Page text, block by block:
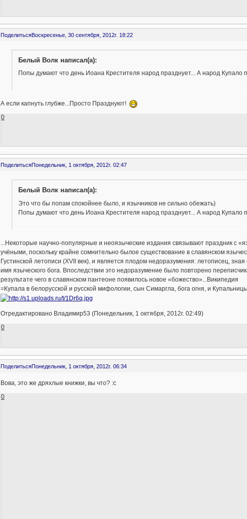
ПоделитьсяВоскресенье, 30 сентября, 2012г. 18:22
Белый Волк написал(а):
Попы думают что день Иоана Крестителя народ празднует... А народ Купало
А если капнуть глубже...Просто Празднуют!
0
ПоделитьсяПонедельник, 1 октября, 2012г. 02:47
Белый Волк написал(а):
Это что бы попам спокойнее было, и язычников не сильно обежать)
Попы думают что день Иоана Крестителя народ празднует... А народ Купало
...Некоторые научно-популярные и неоязыческие издания связывают праздник с
учёными, поскольку крайне сомнительно былое существование в славянском
Густинской летописи (XVII век), и является плодом недоразумения: летописец,
имя языческого бога. Впоследствии это недоразумение было повторено
результате чего в славянском пантеоне появилось новое «божество»...Википедия
=Купала в белорусской и русской мифологии, сын Симаргла, бога огня, и
Отредактировано Владимир53 (Понедельник, 1 октября, 2012г. 02:49)
0
ПоделитьсяПонедельник, 1 октября, 2012г. 06:34
Вова, это же дряхлые книжки, вы что? :с
0